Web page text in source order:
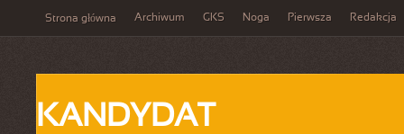
Strona główna Archiwum GKS Noga Pierwsza Redakcja
KANDYDAT